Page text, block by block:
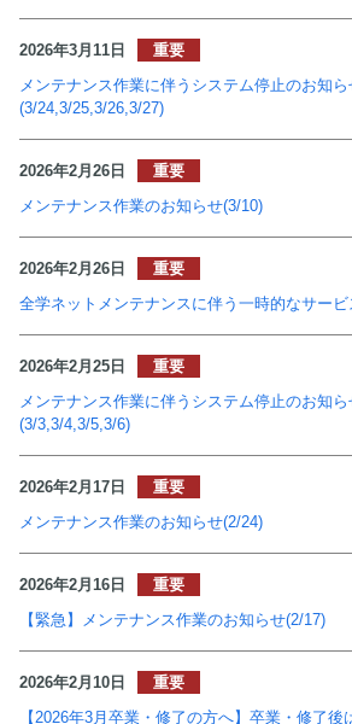
2026年3月11日
メンテナンス作業に伴うシステム停止のお知ら
(3/24,3/25,3/26,3/27)
2026年2月26日
メンテナンス作業のお知らせ(3/10)
2026年2月26日
全学ネットメンテナンスに伴う一時的なサー
2026年2月25日
メンテナンス作業に伴うシステム停止のお知ら
(3/3,3/4,3/5,3/6)
2026年2月17日
メンテナンス作業のお知らせ(2/24)
2026年2月16日
【緊急】メンテナンス作業のお知らせ(2/17)
2026年2月10日
【2026年3月卒業・修了の方へ】卒業・修了後